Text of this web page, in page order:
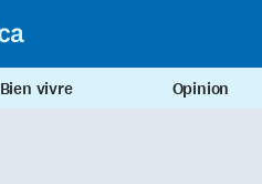
Bien vivre Opinion